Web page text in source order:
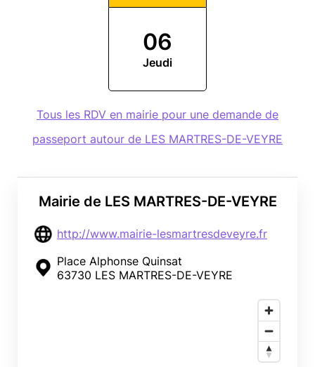
Mairie de LES MARTRES-DE-VEYRE
http://www.mairie-lesmartresdeveyre.fr
Place Alphonse Quinsat
63730 LES MARTRES-DE-VEYRE
06
Jeudi
Tous les RDV en mairie pour une demande de
passeport autour de LES MARTRES-DE-VEYRE